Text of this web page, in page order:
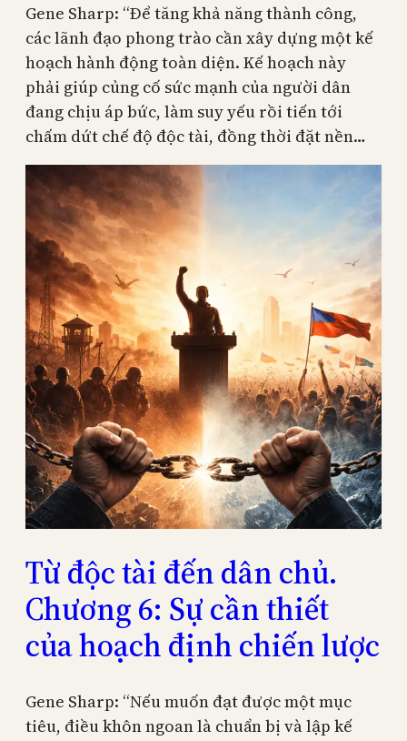
Gene Sharp: “Để tăng khả năng thành công,
các lãnh đạo phong trào cần xây dựng một kế
hoạch hành động toàn diện. Kế hoạch này
phải giúp củng cố sức mạnh của người dân
đang chịu áp bức, làm suy yếu rồi tiến tới
chấm dứt chế độ độc tài, đồng thời đặt nền…
Từ độc tài đến dân chủ.
Chương 6: Sự cần thiết
của hoạch định chiến lược
Gene Sharp: “Nếu muốn đạt được một mục
tiêu, điều khôn ngoan là chuẩn bị và lập kế